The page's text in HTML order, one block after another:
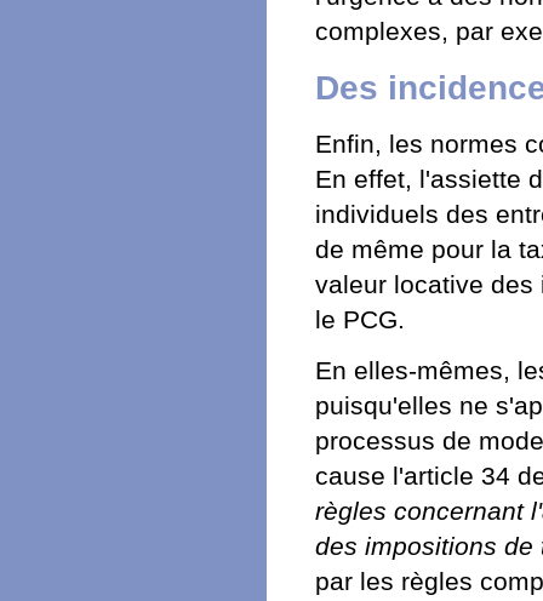
complexes, par
Des
Enfin, les normes
En effet, l'assiette
individuels des
de même pour la
valeur locative
le PCG.
En elles-mêmes,
puisqu'elles ne
processus de
cause l'article 34
règles concernant
des impositions de
par les règles